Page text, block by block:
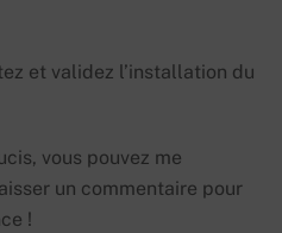
et validez l’installation du
vous pouvez me
un commentaire pour
!